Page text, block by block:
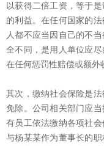
以获得二倍工资，等于
的利益。在任何国家的
人都不应当因自己的不
全不同，是用人单位应
在任何惩罚性赔偿或额外
其次，缴纳社会保险是
免除。公司相关部门应
有员工依法缴纳各项社
与杨某某作为董事长的